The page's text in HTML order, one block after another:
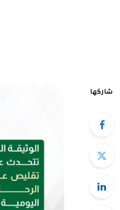
شاركها